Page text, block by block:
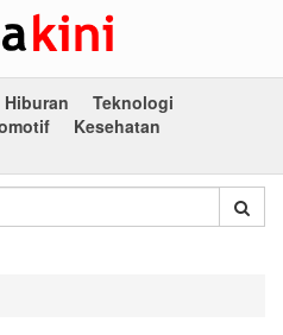
Hiburan
Teknologi
Kesehatan